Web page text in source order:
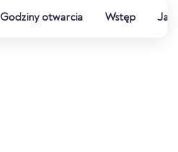
Godziny otwarcia Wstęp